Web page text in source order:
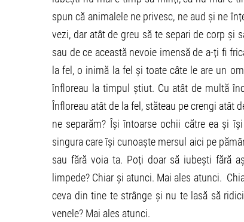
spun că animalele ne privesc, ne aud și ne
vezi, dar atât de greu să te separi de corp și
sau de ce această nevoie imensă de a-ți fi
la fel, o inimă la fel și toate câte le are un
înfloreau la timpul știut. Cu atât de multă
Înfloreau atât de la fel, stăteau pe crengi atât
ne separăm? Își întoarse ochii către ea și
singura care își cunoaște mersul aici pe
sau fără voia ta. Poți doar să iubești fără
limpede? Chiar și atunci. Mai ales atunci.
ceva din tine te strânge și nu te lasă să
venele? Mai ales atunci.